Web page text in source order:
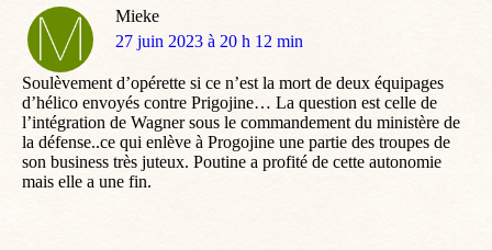
Mieke
dit
27 juin 2023 à 20 h 12 min
Soulèvement d’opérette si ce n’est la mort de deux équipages
d’hélico envoyés contre Prigojine… La question est celle de
l’intégration de Wagner sous le commandement du ministère de
la défense..ce qui enlève à Progojine une partie des troupes de
son business très juteux. Poutine a profité de cette autonomie
mais elle a une fin.